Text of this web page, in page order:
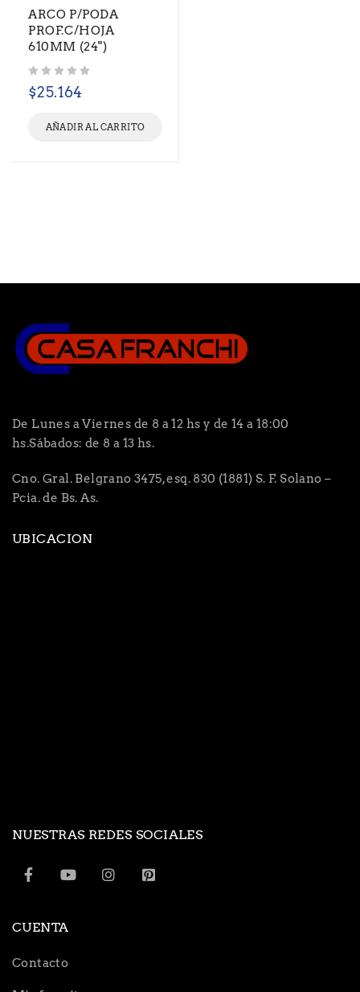
ARCO P/PODA
PROF.C/HOJA
610MM (24")
$25.164
AÑADIR AL CARRITO
De Lunes a Viernes de 8 a 12 hs y de 14 a 18:00
hs.Sábados: de 8 a 13 hs.
Cno. Gral. Belgrano 3475, esq. 830 (1881) S. F. Solano –
Pcia. de Bs. As.
UBICACION
NUESTRAS REDES SOCIALES
CUENTA
Contacto